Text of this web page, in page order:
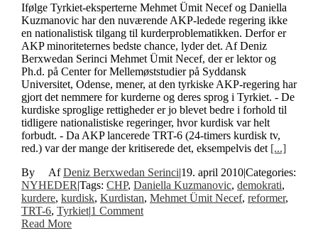
Ifølge Tyrkiet-eksperterne Mehmet Ümit Necef og Daniella
Kuzmanovic har den nuværende AKP-ledede regering ikke
en nationalistisk tilgang til kurderproblematikken. Derfor er
AKP minoriteternes bedste chance, lyder det. Af Deniz
Berxwedan Serinci Mehmet Ümit Necef, der er lektor og
Ph.d. på Center for Mellemøststudier på Syddansk
Universitet, Odense, mener, at den tyrkiske AKP-regering har
gjort det nemmere for kurderne og deres sprog i Tyrkiet. - De
kurdiske sproglige rettigheder er jo blevet bedre i forhold til
tidligere nationalistiske regeringer, hvor kurdisk var helt
forbudt. - Da AKP lancerede TRT-6 (24-timers kurdisk tv,
red.) var der mange der kritiserede det, eksempelvis det [...]
By
Deniz Berxwedan Serinci|19. april 2010|Categories:
NYHEDER|Tags: CHP, Daniella Kuzmanovic, demokrati,
kurdere, kurdisk, Kurdistan, Mehmet Ümit Necef, reformer,
TRT-6, Tyrkiet|1 Comment
Read More